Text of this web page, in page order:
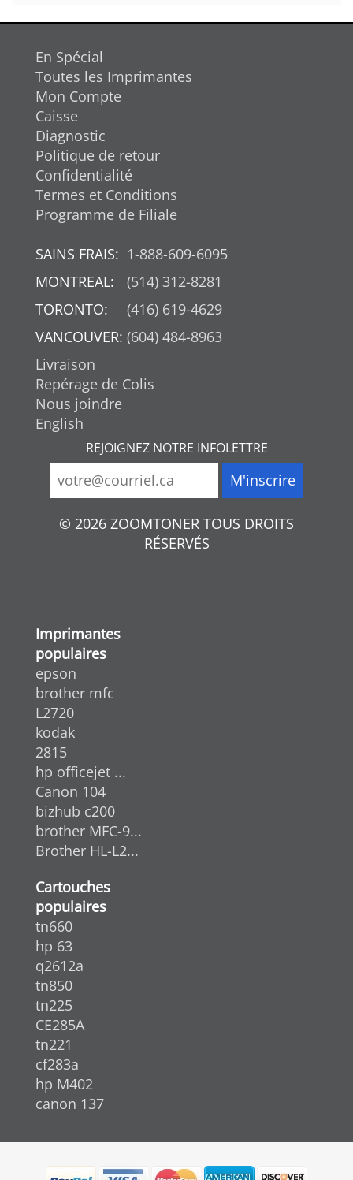
En Spécial
Toutes les Imprimantes
Mon Compte
Caisse
Diagnostic
Politique de retour
Confidentialité
Termes et Conditions
Programme de Filiale
SAINS FRAIS: 1-888-609-6095
MONTREAL:
(514) 312-8281
TORONTO:
(416) 619-4629
VANCOUVER: (604) 484-8963
Livraison
Repérage de Colis
Nous joindre
English
REJOIGNEZ NOTRE INFOLETTRE
© 2026 ZOOMTONER TOUS DROITS
RÉSERVÉS
Imprimantes
populaires
epson
brother mfc
L2720
kodak
2815
hp officejet ...
Canon 104
bizhub c200
brother MFC-9...
Brother HL-L2...
Cartouches
populaires
tn660
hp 63
q2612a
tn850
tn225
CE285A
tn221
cf283a
hp M402
canon 137